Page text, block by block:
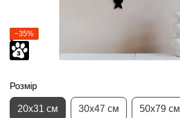
−35%
Розмір
20х31 см 30х47 см 50х79 см